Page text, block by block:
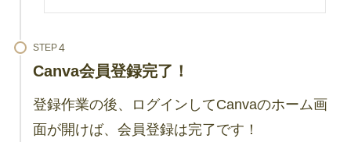
STEP
Canva会員登録完了！
登録作業の後、ログインしてCanvaのホーム画
面が開けば、会員登録は完了です！